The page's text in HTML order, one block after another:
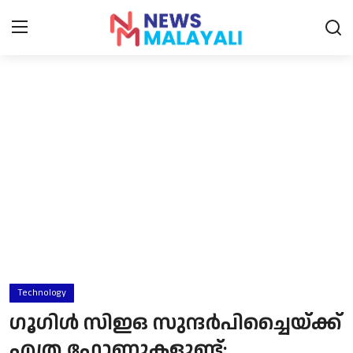
Sports
Food
Technology
ഗൂഗിള്‍ സിഇഒ സുന്ദര്‍പിച്ചൈയ്ക്ക്